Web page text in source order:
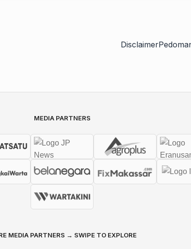
Disclaimer
MEDIA PARTNERS
MEDIA PARTNERS → SWIPE TO EXPLORE